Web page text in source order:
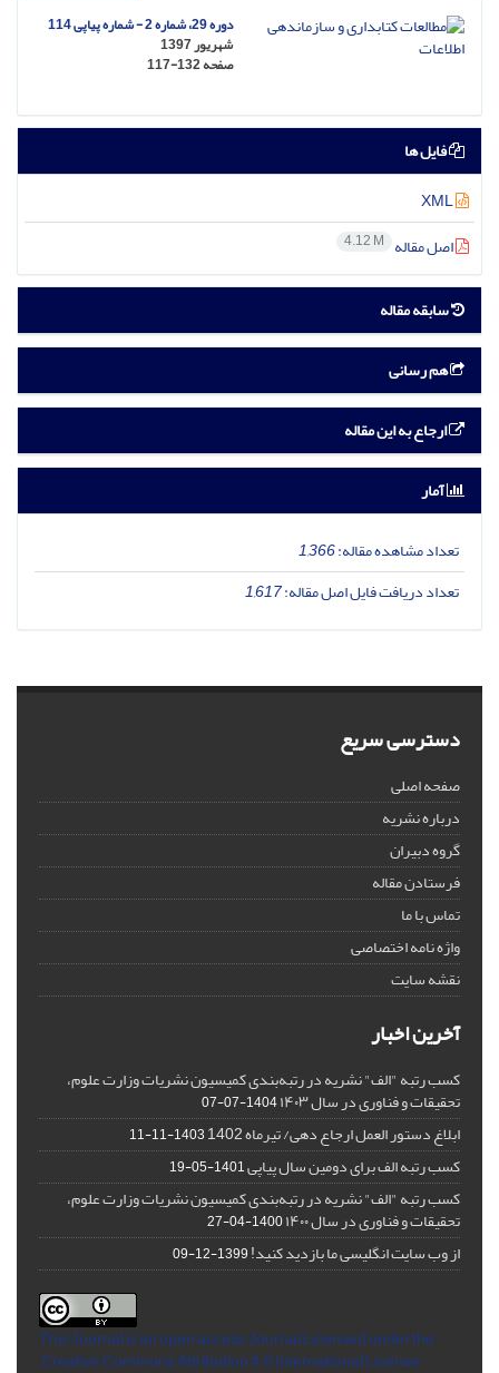
دوره 29، شماره 2 - شماره پیاپی 114
شهریور 1397
صفحه117-132
فایل ها
اصل مقاله 4.12 M
سابقه مقاله
هم رسانی
ارجاع به این مقاله
آمار
تعداد مشاهده مقاله:1,366
تعداد دریافت فایل اصل مقاله:1,617
دسترسی سریع
صفحه اصلی
درباره نشریه
گروه دبیران
فرستادن مقاله
تماس با ما
واژه نامه اختصاصی
نقشه سایت
آخرین اخبار
کسب رتبه "الف" نشریه در رتبه‌بندی کمیسیون نشریات وزارت علوم،
تحقیقات و فناوری در سال ۱۴۰۳ 1404-07-07
ابلاغ دستور العمل ارجاع دهی/ تیرماه 1402 1403-11-11
کسب رتبه الف برای دومین سال پیاپی1401-05-19
کسب رتبه "الف" نشریه در رتبه‌بندی کمیسیون نشریات وزارت علوم،
تحقیقات و فناوری در سال ۱۴۰۰ 1400-04-27
از وب سایت انگلیسی ما بازدید کنید!1399-12-09
This Journal is an open access Journal Licensedunder the
Creative Commons Attribution 4.0 International License